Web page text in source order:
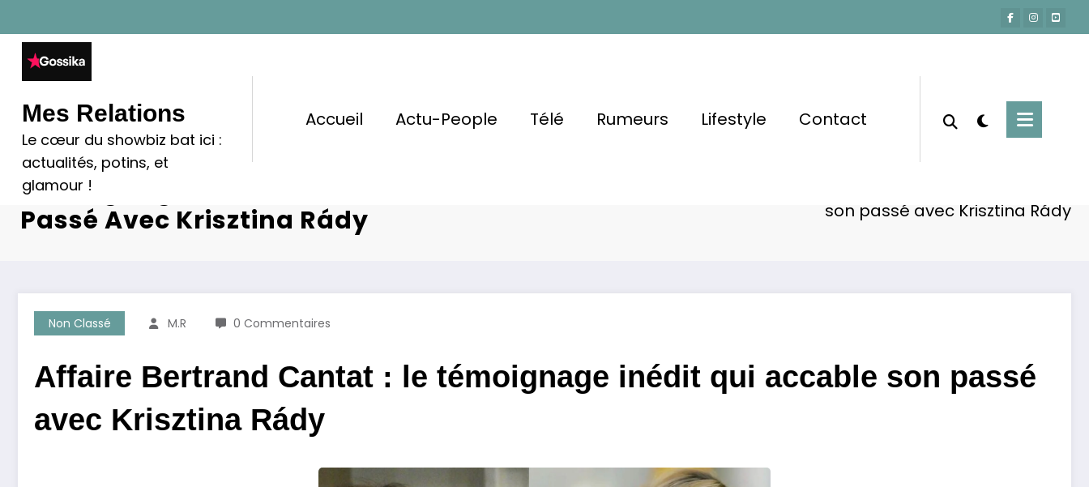
au
contenu
Mes Relations
Le cœur du showbiz bat ici :
actualités, potins, et
glamour !
Accueil Actu-People Télé Rumeurs Lifestyle Contact
Affaire Bertrand Cantat : Le
Témoignage Inédit Qui Accable Son
Passé Avec Krisztina Rády
son passé avec Krisztina Rády
Non Classé M.R 0 Commentaires
Affaire Bertrand Cantat : le témoignage inédit qui accable son passé
avec Krisztina Rády